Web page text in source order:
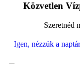
Közvetlen
Szeretnéd
Igen, nézzük a